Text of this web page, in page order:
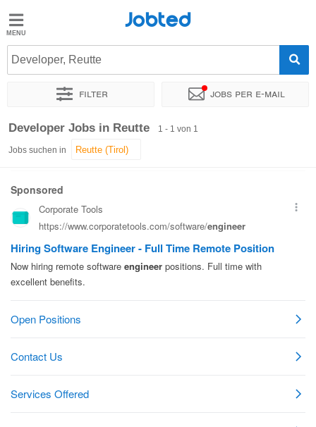
Jobted
Jobs
Jobted
Developer, Reutte
Filter Jobs per e-mail
Sortieren nach Genauer Standort
Developer Jobs in Reutte 1 - 1 von 1
Jobs suchen in